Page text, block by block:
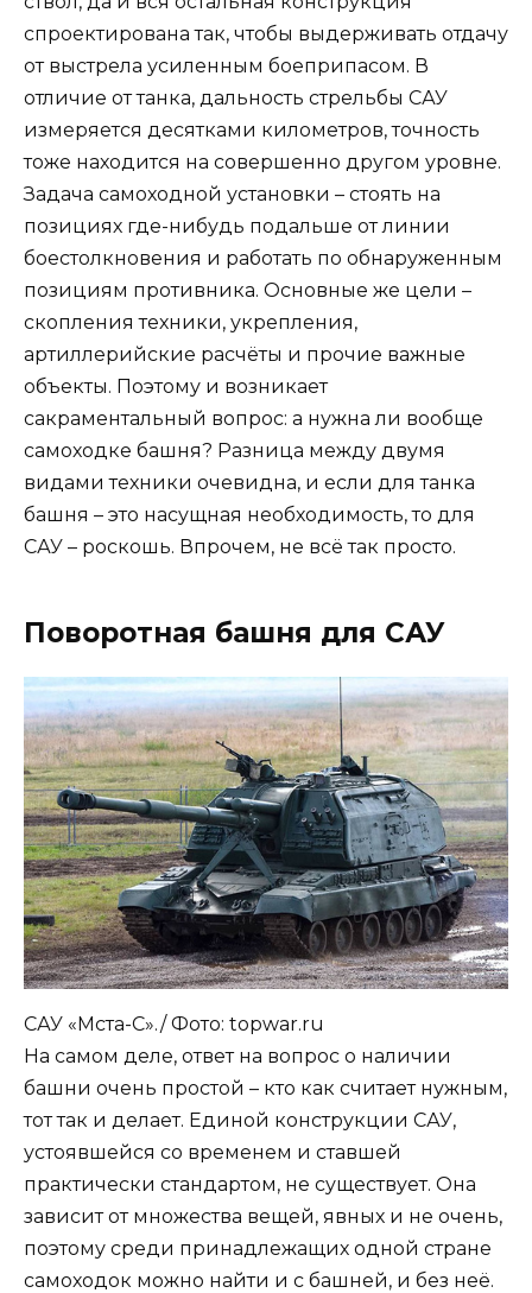
спроектирована так, чтобы выдерживать отдачу
от выстрела усиленным боеприпасом. В
отличие от танка, дальность стрельбы САУ
измеряется десятками километров, точность
тоже находится на совершенно другом уровне.
Задача самоходной установки – стоять на
позициях где-нибудь подальше от линии
боестолкновения и работать по обнаруженным
позициям противника. Основные же цели –
скопления техники, укрепления,
артиллерийские расчёты и прочие важные
объекты. Поэтому и возникает
сакраментальный вопрос: а нужна ли вообще
самоходке башня? Разница между двумя
видами техники очевидна, и если для танка
башня – это насущная необходимость, то для
САУ – роскошь. Впрочем, не всё так просто.
Поворотная башня для САУ
САУ «Мста-С»./ Фото: topwar.ru
На самом деле, ответ на вопрос о наличии
башни очень простой – кто как считает нужным,
тот так и делает. Единой конструкции САУ,
устоявшейся со временем и ставшей
практически стандартом, не существует. Она
зависит от множества вещей, явных и не очень,
поэтому среди принадлежащих одной стране
самоходок можно найти и с башней, и без неё.